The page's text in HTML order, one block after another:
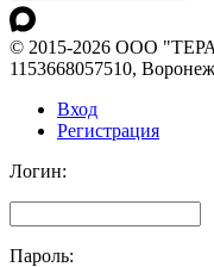
© 2015-2026 ООО
1153668057510,
Вход
Регистрация
Логин:
Пароль: